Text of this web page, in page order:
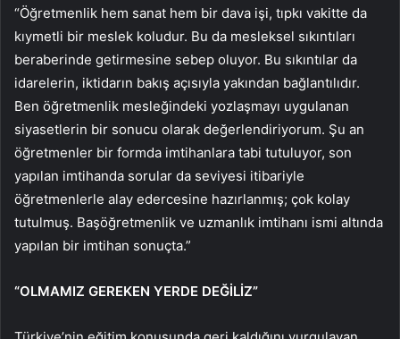
“Öğretmenlik hem sanat hem bir dava işi, tıpkı vakitte da
kıymetli bir meslek koludur. Bu da mesleksel sıkıntıları
beraberinde getirmesine sebep oluyor. Bu sıkıntılar da
idarelerin, iktidarın bakış açısıyla yakından bağlantılıdır.
Ben öğretmenlik mesleğindeki yozlaşmayı uygulanan
siyasetlerin bir sonucu olarak değerlendiriyorum. Şu an
öğretmenler bir formda imtihanlara tabi tutuluyor, son
yapılan imtihanda sorular da seviyesi itibariyle
öğretmenlerle alay edercesine hazırlanmış; çok kolay
tutulmuş. Başöğretmenlik ve uzmanlık imtihanı ismi altında
yapılan bir imtihan sonuçta.”
“OLMAMIZ GEREKEN YERDE DEĞİLİZ”